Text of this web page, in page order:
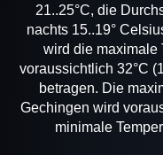
21..25°C, die
nachts 15..19°
wird die maximale
voraussichtlich 32°C
betragen. Die
Gechingen wird
minimale